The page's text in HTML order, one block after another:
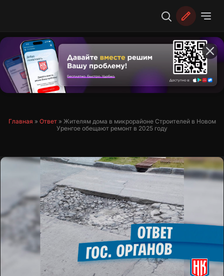
Главная » Ответ» Жителям дома в микрорайоне Строителей в Новом
Уренгое обещают ремонт в 2025 году